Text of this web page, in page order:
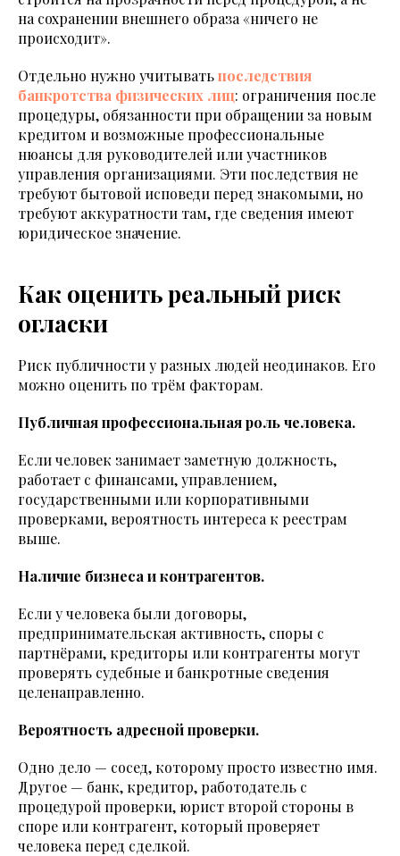
на сохранении внешнего образа «ничего не
происходит».
Отдельно нужно учитыватьпоследствия
банкротства физических лиц: ограничения после
процедуры, обязанности при обращении за новым
кредитом и возможные профессиональные
нюансы для руководителей или участников
управления организациями. Эти последствия не
требуют бытовой исповеди перед знакомыми, но
требуют аккуратности там, где сведения имеют
юридическое значение.
Как оценить реальный риск
огласки
Риск публичности у разных людей неодинаков. Его
можно оценить по трём факторам.
Публичная профессиональная роль человека.
Если человек занимает заметную должность,
работает с финансами, управлением,
государственными или корпоративными
проверками, вероятность интереса к реестрам
выше.
Наличие бизнеса и контрагентов.
Если у человека были договоры,
предпринимательская активность, споры с
партнёрами, кредиторы или контрагенты могут
проверять судебные и банкротные сведения
целенаправленно.
Вероятность адресной проверки.
Одно дело — сосед, которому просто известно имя.
Другое — банк, кредитор, работодатель с
процедурой проверки, юрист второй стороны в
споре или контрагент, который проверяет
человека перед сделкой.